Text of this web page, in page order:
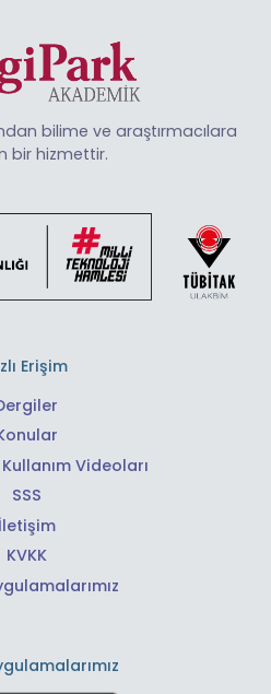
bilime ve araştırmacılara
bir hizmettir.
Erişim
Videoları
SSS
İletişim
KVKK